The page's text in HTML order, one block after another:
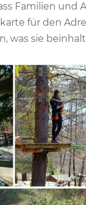
Familien
für den
was sie